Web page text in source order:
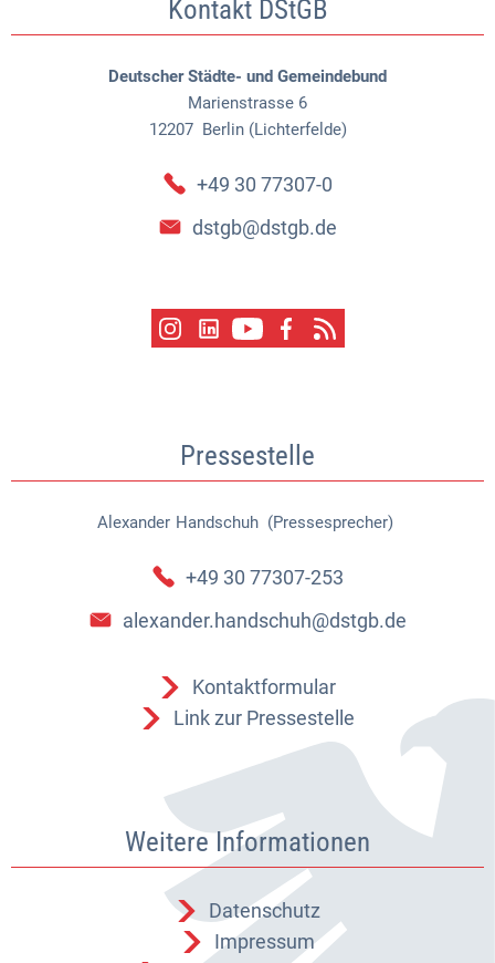
Kontakt DStGB
Deutscher Städte- und Gemeindebund
Marienstrasse 6
12207 Berlin (Lichterfelde)
+49 30 77307-0
dstgb@dstgb.de
Pressestelle
Alexander Handschuh (Pressesprecher)
Alexander Handschuh
+49 30 77307-253
alexander.handschuh@dstgb.de
Kontaktformular
Link zur Pressestelle
Weitere Informationen
Datenschutz
Impressum